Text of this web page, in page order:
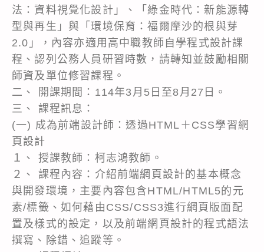
法：資料視覺化設計」、「綠金時代：新能源轉
型與再生」與「環境保育：福爾摩沙的根與芽
2.0」，內容亦適用高中職教師自學程式設計課
程、認列公務人員研習時數，請轉知並鼓勵相關
師資及單位修習課程。
二、 開課期間：114年3月5日至8月27日。
三、 課程訊息：
(一) 成為前端設計師：透過HTML＋CSS學習網
頁設計
１、 授課教師：柯志鴻教師。
２、 課程內容：介紹前端網頁設計的基本概念
與開發環境，主要內容包含HTML/HTML5的元
素/標籤、如何藉由CSS/CSS3進行網頁版面配
置及樣式的設定，以及前端網頁設計的程式語法
撰寫、除錯、追蹤等。